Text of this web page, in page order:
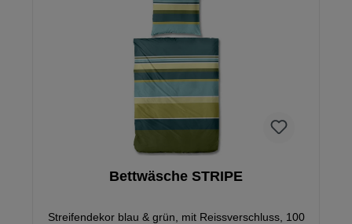
Bettwäsche STRIPE
Streifendekor blau & grün, mit Reissverschluss, 100